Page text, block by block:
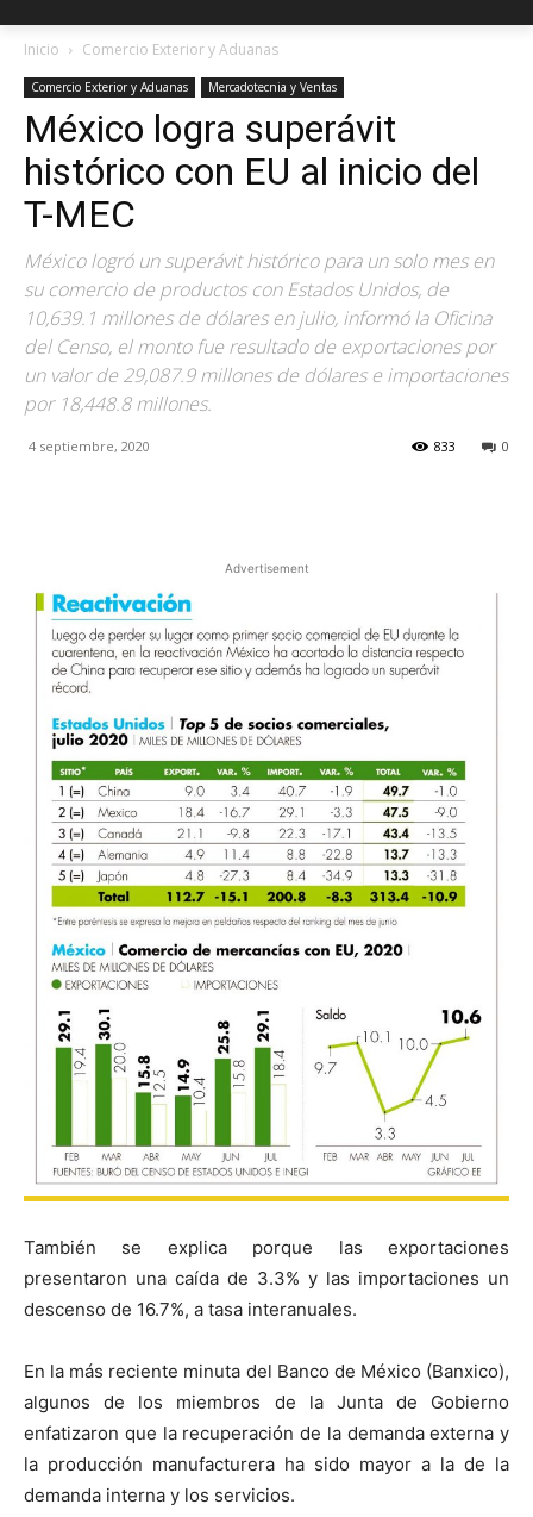
Inicio Comercio Exterior y Aduanas
Comercio Exterior y Aduanas Mercadotecnia y Ventas
México logra superávit
histórico con EU al inicio del
T-MEC
México logró un superávit histórico para un solo mes en
su comercio de productos con Estados Unidos, de
10,639.1 millones de dólares en julio, informó la Oficina
del Censo, el monto fue resultado de exportaciones por
un valor de 29,087.9 millones de dólares e importaciones
por 18,448.8 millones.
4 septiembre, 2020 0
833
Advertisement
También se explica porque las exportaciones
presentaron una caída de 3.3% y las importaciones un
descenso de 16.7%, a tasa interanuales.
En la más reciente minuta del Banco de México (Banxico),
algunos de los miembros de la Junta de Gobierno
enfatizaron que la recuperación de la demanda externa y
la producción manufacturera ha sido mayor a la de la
demanda interna y los servicios.